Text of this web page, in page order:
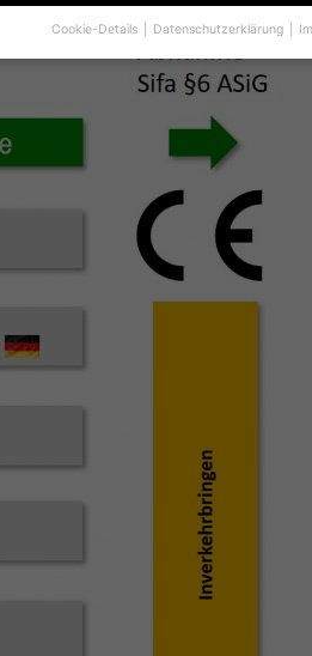
Cookie-Details Datenschutzerklärung
16 Jahre alt sind und Ihre
müssen Sie Ihre
Cookies und andere Technologien
essenziell, während andere uns
Personenbezogene
z. B. für personalisierte Anzeigen
Inhaltsmessung. Weitere
Sie in unserer
ganzen Kategorien geben oder sich
und so nur bestimmte Cookies
ermöglichen grundlegende Funktionen
erforderlich.
Cookie-Informationen anzeigen